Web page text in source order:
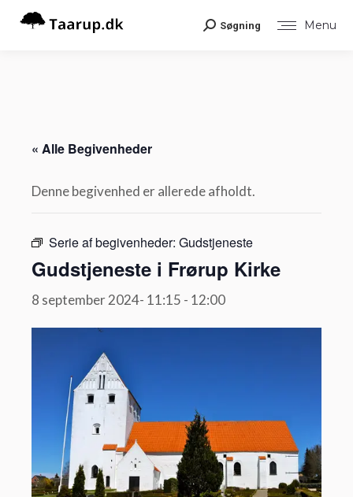
Menu
Search:
Søgning
« Alle Begivenheder
Denne begivenhed er allerede afholdt.
Serie af begivenheder: Gudstjeneste
Gudstjeneste i Frørup Kirke
8 september 2024- 11:15 - 12:00